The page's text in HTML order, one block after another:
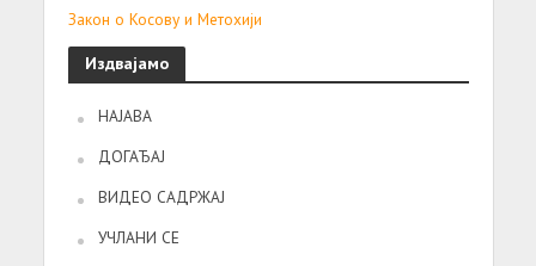
Закон о Косову и Метохији
Издвајамо
НАЈАВА
ДОГАЂАЈ
ВИДЕО САДРЖАЈ
УЧЛАНИ СЕ